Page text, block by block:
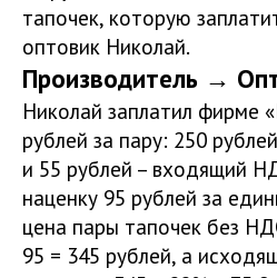
тапочек, которую
оптовик Николай.
Производитель →
Николай заплатил фирме
рублей за пару: 250
и 55 рублей – входящий
наценку 95 рублей за
цена пары тапочек без
95 = 345 рублей, а